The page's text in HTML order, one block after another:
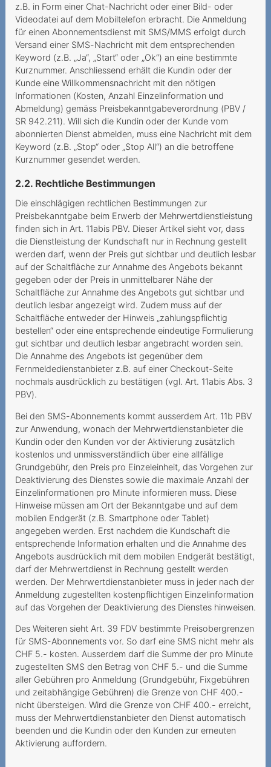
z.B. in Form einer Chat-Nachricht oder einer Bild- oder
Videodatei auf dem Mobiltelefon erbracht. Die Anmeldung
für einen Abonnementsdienst mit SMS/MMS erfolgt durch
Versand einer SMS-Nachricht mit dem entsprechenden
Keyword (z.B. „Ja“, „Start“ oder „Ok“) an eine bestimmte
Kurznummer. Anschliessend erhält die Kundin oder der
Kunde eine Willkommensnachricht mit den nötigen
Informationen (Kosten, Anzahl Einzelinformation und
Abmeldung) gemäss Preisbekanntgabeverordnung (PBV /
SR 942.211). Will sich die Kundin oder der Kunde vom
abonnierten Dienst abmelden, muss eine Nachricht mit dem
Keyword (z.B. „Stop“ oder „Stop All“) an die betroffene
Kurznummer gesendet werden.
2.2. Rechtliche Bestimmungen
Die einschlägigen rechtlichen Bestimmungen zur
Preisbekanntgabe beim Erwerb der Mehrwertdienstleistung
finden sich in Art. 11abis PBV. Dieser Artikel sieht vor, dass
die Dienstleistung der Kundschaft nur in Rechnung gestellt
werden darf, wenn der Preis gut sichtbar und deutlich lesbar
auf der Schaltfläche zur Annahme des Angebots bekannt
gegeben oder der Preis in unmittelbarer Nähe der
Schaltfläche zur Annahme des Angebots gut sichtbar und
deutlich lesbar angezeigt wird. Zudem muss auf der
Schaltfläche entweder der Hinweis „zahlungspflichtig
bestellen“ oder eine entsprechende eindeutige Formulierung
gut sichtbar und deutlich lesbar angebracht worden sein.
Die Annahme des Angebots ist gegenüber dem
Fernmeldedienstanbieter z.B. auf einer Checkout-Seite
nochmals ausdrücklich zu bestätigen (vgl. Art. 11abis Abs. 3
PBV).
Bei den SMS-Abonnements kommt ausserdem Art. 11b PBV
zur Anwendung, wonach der Mehrwertdienstanbieter die
Kundin oder den Kunden vor der Aktivierung zusätzlich
kostenlos und unmissverständlich über eine allfällige
Grundgebühr, den Preis pro Einzeleinheit, das Vorgehen zur
Deaktivierung des Dienstes sowie die maximale Anzahl der
Einzelinformationen pro Minute informieren muss. Diese
Hinweise müssen am Ort der Bekanntgabe und auf dem
mobilen Endgerät (z.B. Smartphone oder Tablet)
angegeben werden. Erst nachdem die Kundschaft die
entsprechende Information erhalten und die Annahme des
Angebots ausdrücklich mit dem mobilen Endgerät bestätigt,
darf der Mehrwertdienst in Rechnung gestellt werden
werden. Der Mehrwertdienstanbieter muss in jeder nach der
Anmeldung zugestellten kostenpflichtigen Einzelinformation
auf das Vorgehen der Deaktivierung des Dienstes hinweisen.
Des Weiteren sieht Art. 39 FDV bestimmte Preisobergrenzen
für SMS-Abonnements vor. So darf eine SMS nicht mehr als
CHF 5.- kosten. Ausserdem darf die Summe der pro Minute
zugestellten SMS den Betrag von CHF 5.- und die Summe
aller Gebühren pro Anmeldung (Grundgebühr, Fixgebühren
und zeitabhängige Gebühren) die Grenze von CHF 400.-
nicht übersteigen. Wird die Grenze von CHF 400.- erreicht,
muss der Mehrwertdienstanbieter den Dienst automatisch
beenden und die Kundin oder den Kunden zur erneuten
Aktivierung auffordern.
Zur Drosselung der
Datengeschwindigkeit im
Ausland
Doch kein „unlimitiertes
Internet“
Illimitato non significa
limitato
Unlauteres und
irreführendes Vorgehen
demande de portage à
l’échec
Herausgabe von
Verbindungsnachweisen
ohne Ermächtigung
Kündigung wegen Umzug
Mieux vaut pas deux fois
qu'une
Conditions de résiliation
complexes et inflexibles
Kostspielige
Partnervermittlung
Unerwünschte
Mehrwertdienst-SMS
Promotion mit Tücke
Kabelanschlussgebühren
doppelt bezahlt?
Roaming in Grenzgebieten
Dauerauftrag mit falscher
Referenznummer
2021
Irreführende
Abonnementsangaben und
wesentlicher Irrtum
Unbekannte Rufnummer im
Kundenkonto
Verfall des Prepaid-
Guthabens infolge
Nichtgebrauchs
Urteilsunfähigkeit infolge
psychischer Erkrankung